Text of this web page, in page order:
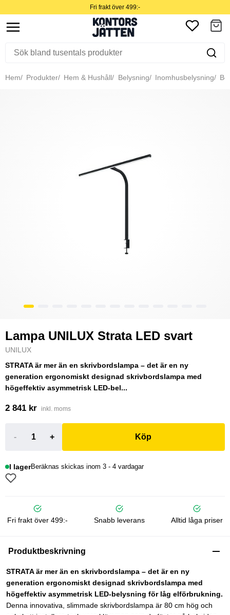
Fri frakt över 499:-
Hem Produkter Hem & Hushåll Belysning Inomhusbelysning
Lampa UNILUX Strata LED svart
UNILUX
STRATA är mer än en skrivbordslampa – det är en ny
generation ergonomiskt designad skrivbordslampa med
högeffektiv asymmetrisk LED-bel...
2 841 kr inkl. moms
- + Köp
I lagerBeräknas skickas inom 3 - 4 vardagar
Fri frakt över 499:- Snabb leverans Alltid låga priser
Produktbeskrivning
STRATA är mer än en skrivbordslampa – det är en ny
generation ergonomiskt designad skrivbordslampa med
högeffektiv asymmetrisk LED-belysning för låg elförbrukning.
Denna innovativa, slimmade skrivbordslampa är 80 cm hög och